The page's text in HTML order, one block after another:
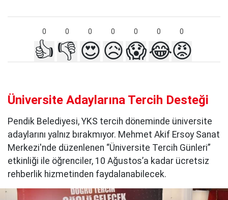
0 0 0 0 0 0 0
👍 👎 😍😥😱😂😡
Üniversite Adaylarına Tercih Desteği
Pendik Belediyesi, YKS tercih döneminde üniversite
adaylarını yalnız bırakmıyor. Mehmet Akif Ersoy Sanat
Merkezi'nde düzenlenen “Üniversite Tercih Günleri”
etkinliği ile öğrenciler, 10 Ağustos’a kadar ücretsiz
rehberlik hizmetinden faydalanabilecek.